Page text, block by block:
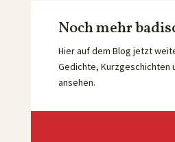
Noch mehr
Hier auf dem Blog jetzt
Gedichte, Kurzgeschichten
ansehen.